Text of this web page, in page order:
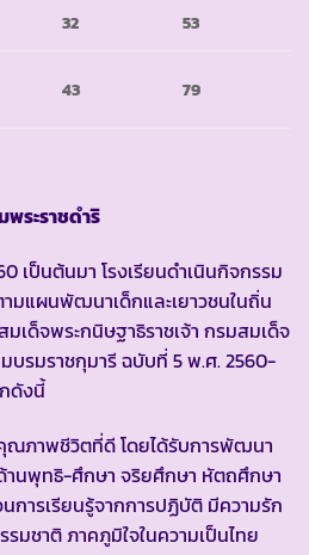
32 53
43 79
พระราชดำริ
นต้นมา โรงเรียนดำเนินกิจกรรม
มแผนพัฒนาเด็กและเยาวชนในถิ่น
เด็จพระกนิษฐาธิราชเจ้า กรมสมเด็จ
บรมราชกุมารี ฉบับที่ 5 พ.ศ. 2560-
ดังนี้
คุณภาพชีวิตที่ดี โดยได้รับการพัฒนา
นพุทธิ-ศึกษา จริยศึกษา หัตถศึกษา
การเรียนรู้จากการปฏิบัติ มีความรัก
มชาติ ภาคภูมิใจในความเป็นไทย